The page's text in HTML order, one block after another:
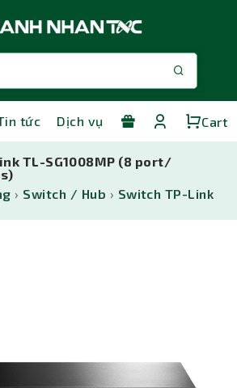
tức Dịch vụ Cart
TL-SG1008MP (8 port/
› Switch / Hub › Switch TP-Link